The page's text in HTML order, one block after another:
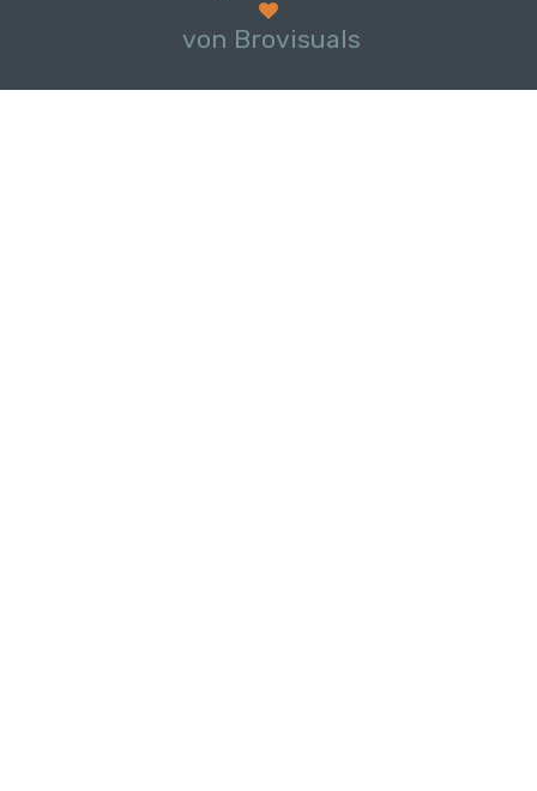
von Brovisuals